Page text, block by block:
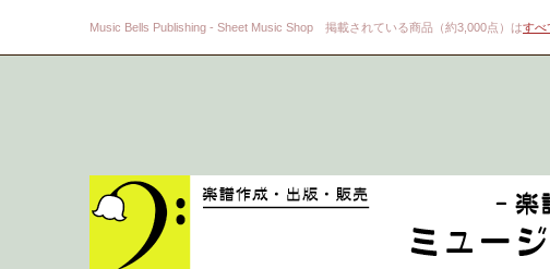
Music Bells Publishing - Sheet Music Shop 掲載されている商品（約3,000点）はすべ